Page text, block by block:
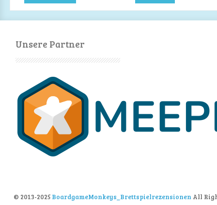
Unsere Partner
© 2013-2025 BoardgameMonkeys_Brettspielrezensionen All